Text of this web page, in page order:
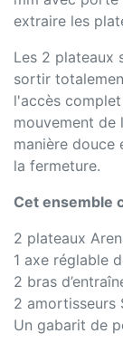
extraire les
Les 2 plateaux
sortir
l'accès
mouvement de
manière
la fermeture.
Cet ensemble
2 plateaux
1 axe réglable
2 bras
2 amortisseurs
Un gabarit de